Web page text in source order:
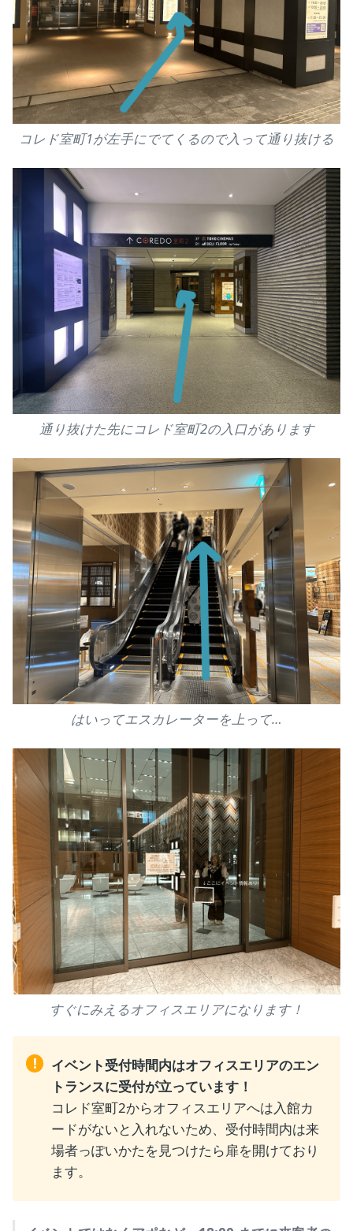
コレド室町1が左手にでてくるので入って通り抜ける
通り抜けた先にコレド室町2の入口があります
はいってエスカレーターを上って…
すぐにみえるオフィスエリアになります！
!
イベント受付時間内はオフィスエリアのエン
トランスに受付が立っています！
コレド室町2からオフィスエリアへは入館カ
ードがないと入れないため、受付時間内は来
場者っぽいかたを見つけたら扉を開けており
ます。